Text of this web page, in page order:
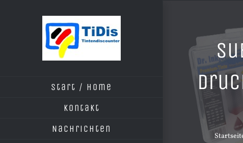
Start / Home
Kontakt
Nachrichten